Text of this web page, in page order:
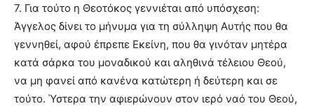
7. Για τούτο η Θεοτόκος γεννιέται από υπόσχεση:
Άγγελος δίνει το μήνυμα για τη σύλληψη Αυτής που θα
γεννηθεί, αφού έπρεπε Εκείνη, που θα γινόταν μητέρα
κατά σάρκα του μοναδικού και αληθινά τέλειου Θεού,
να μη φανεί από κανένα κατώτερη ή δεύτερη και σε
τούτο. Ύστερα την αφιερώνουν στον ιερό ναό του Θεού,